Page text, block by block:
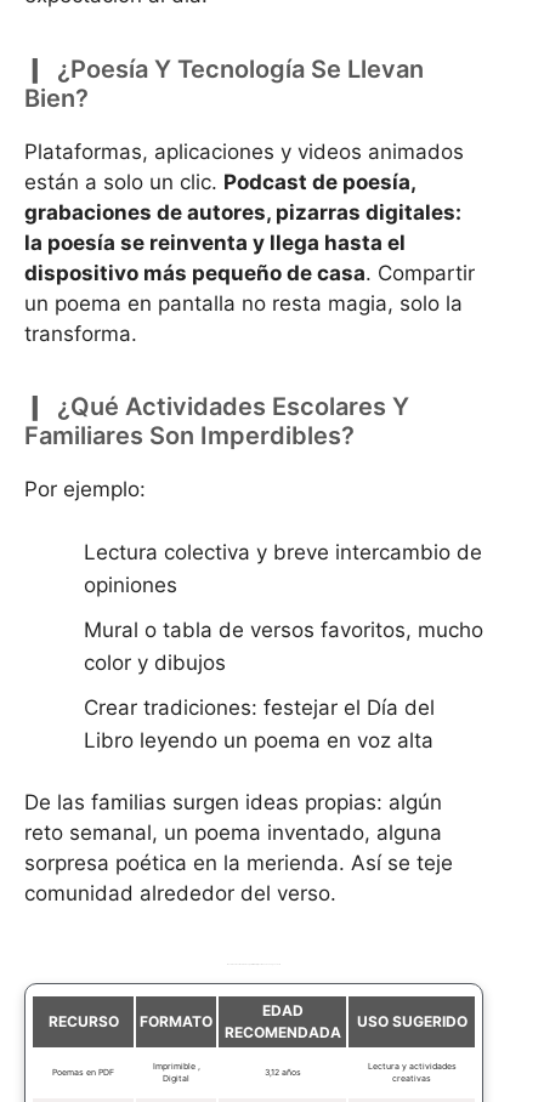
¿Poesía Y Tecnología Se Llevan
Bien?
Plataformas, aplicaciones y videos animados
están a solo un clic. Podcast de poesía,
grabaciones de autores, pizarras digitales:
la poesía se reinventa y llega hasta el
dispositivo más pequeño de casa. Compartir
un poema en pantalla no resta magia, solo la
transforma.
¿Qué Actividades Escolares Y
Familiares Son Imperdibles?
Por ejemplo:
Lectura colectiva y breve intercambio de
opiniones
Mural o tabla de versos favoritos, mucho
color y dibujos
Crear tradiciones: festejar el Día del
Libro leyendo un poema en voz alta
De las familias surgen ideas propias: algún
reto semanal, un poema inventado, alguna
sorpresa poética en la merienda. Así se teje
comunidad alrededor del verso.
RECURSO FORMATO
EDAD
RECOMENDADA
USO SUGERIDO
Poemas en PDF
Imprimible ,
Digital
3,12 años
Lectura y actividades
creativas